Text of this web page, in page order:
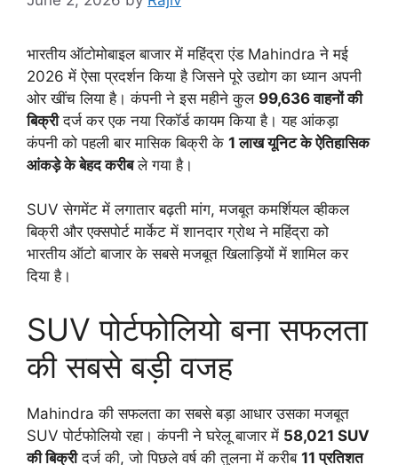
भारतीय ऑटोमोबाइल बाजार में महिंद्रा एंड Mahindra ने मई
2026 में ऐसा प्रदर्शन किया है जिसने पूरे उद्योग का ध्यान अपनी
ओर खींच लिया है। कंपनी ने इस महीने कुल 99,636 वाहनों की
बिक्रीदर्ज कर एक नया रिकॉर्ड कायम किया है। यह आंकड़ा
कंपनी को पहली बार मासिक बिक्री के 1 लाख यूनिट के ऐतिहासिक
आंकड़े के बेहद करीबले गया है।
SUV सेगमेंट में लगातार बढ़ती मांग, मजबूत कमर्शियल व्हीकल
बिक्री और एक्सपोर्ट मार्केट में शानदार ग्रोथ ने महिंद्रा को
भारतीय ऑटो बाजार के सबसे मजबूत खिलाड़ियों में शामिल कर
दिया है।
SUV पोर्टफोलियो बना सफलता
की सबसे बड़ी वजह
Mahindra की सफलता का सबसे बड़ा आधार उसका मजबूत
SUV पोर्टफोलियो रहा। कंपनी ने घरेलू बाजार में 58,021 SUV
की बिक्रीदर्ज की, जो पिछले वर्ष की तुलना में करीब 11 प्रतिशत